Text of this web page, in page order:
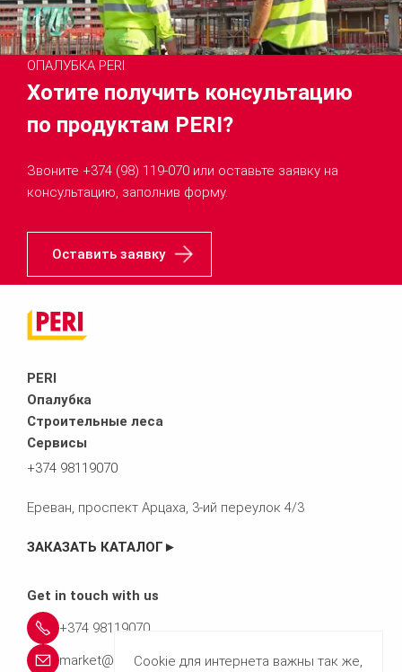
ОПАЛУБКА PERI
Хотите получить консультацию
по продуктам PERI?
Звоните +374 (98) 119-070 или оставьте заявку на
консультацию, заполнив форму.
Оставить заявку
PERI
Опалубка
Строительные леса
Сервисы
+374 98119070
Ереван, проспект Арцаха, 3-ий переулок 4/3
ЗАКАЗАТЬ КАТАЛОГ►
Get in touch with us
+374 98119070
market@peri.com.amCookie для интернета важны так же,